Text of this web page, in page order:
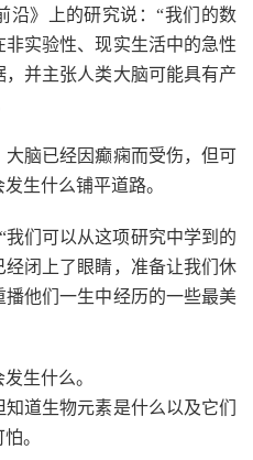
沿》上的研究说：“我们的数
实验性、现实生活中的急性
并主张人类大脑可能具有产
脑已经因癫痫而受伤，但可
生什么铺平道路。
我们可以从这项研究中学到的
闭上了眼睛，准备让我们休
他们一生中经历的一些最美
生什么。
道生物元素是什么以及它们
。